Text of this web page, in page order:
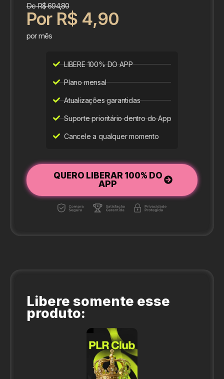
De R$ 694,80
Por R$ 4,90
por mês
LIBERE 100% DO APP
Plano mensal
Atualizações garantidas
Suporte prioritário dentro do App
Cancele a qualquer momento
QUERO LIBERAR 100% DO
APP
Libere somente esse
produto: